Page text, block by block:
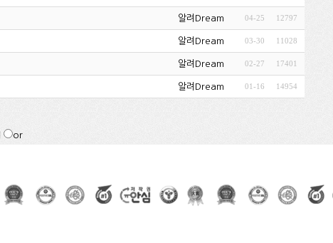
알려Dream 04-25 12797
알려Dream 03-30 11028
알려Dream 02-27 17401
알려Dream 01-16 14954
or